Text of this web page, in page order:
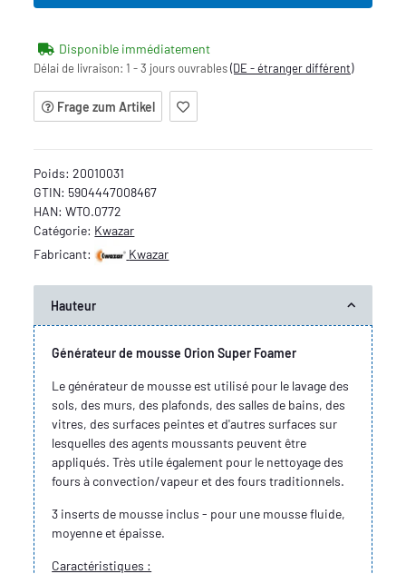
Disponible immédiatement
Délai de livraison:1 - 3 jours ouvrables(DE - étranger différent)
Frage zum Artikel
Poids:20010031
GTIN: 5904447008467
HAN: WTO.0772
Catégorie: Kwazar
Fabricant:
Kwazar
Hauteur
Générateur de mousse Orion Super Foamer
Le générateur de mousse est utilisé pour le lavage des
sols, des murs, des plafonds, des salles de bains, des
vitres, des surfaces peintes et d'autres surfaces sur
lesquelles des agents moussants peuvent être
appliqués. Très utile également pour le nettoyage des
fours à convection/vapeur et des fours traditionnels.
3 inserts de mousse inclus - pour une mousse fluide,
moyenne et épaisse.
Caractéristiques :